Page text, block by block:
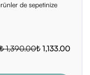
de sepetinize
₺ 1,390.00₺ 1,133.00